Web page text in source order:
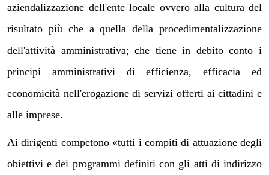
aziendalizzazione dell'ente locale ovvero alla cultura del
risultato più che a quella della procedimentalizzazione
dell'attività amministrativa; che tiene in debito conto i
principi amministrativi di efficienza, efficacia ed
economicità nell'erogazione di servizi offerti ai cittadini e
alle imprese.
Ai dirigenti competono «tutti i compiti di attuazione degli
obiettivi e dei programmi definiti con gli atti di indirizzo